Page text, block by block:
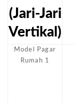
(Jari-Jari
Vertikal)
Model Pagar
Rumah 1